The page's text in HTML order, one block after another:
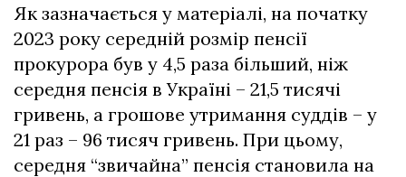
Як зазначається у матеріалі, на початку
2023 року середній розмір пенсії
прокурора був у 4,5 раза більший, ніж
середня пенсія в Україні – 21,5 тисячі
гривень, а грошове утримання суддів – у
21 раз – 96 тисяч гривень. При цьому,
середня “звичайна” пенсія становила на